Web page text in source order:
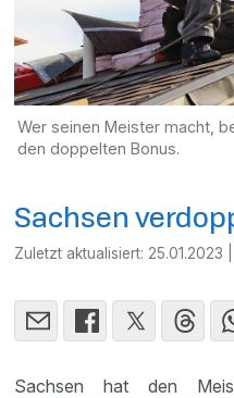
Wer seinen Meister macht,
den doppelten Bonus.
Sachsen
Zuletzt aktualisiert: 25.01.2023
Sachsen hat den